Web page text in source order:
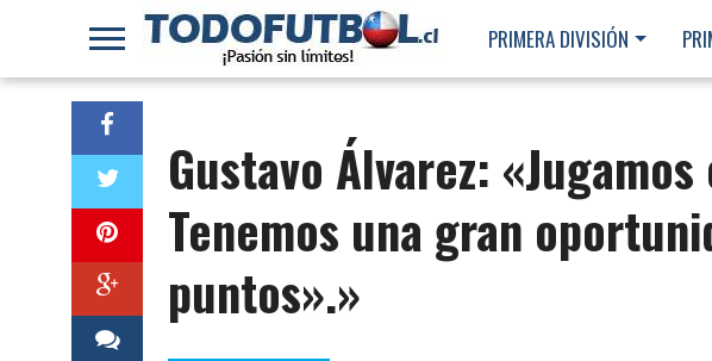
PRIMERA DIVISIÓN
Gustavo Álvarez:
Tenemos una gran
puntos».»